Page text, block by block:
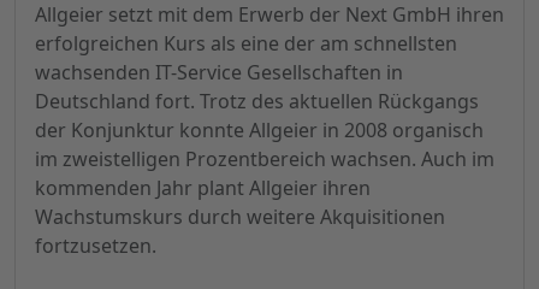
Allgeier setzt mit dem Erwerb der Next GmbH ihren
erfolgreichen Kurs als eine der am schnellsten
wachsenden IT-Service Gesellschaften in
Deutschland fort. Trotz des aktuellen Rückgangs
der Konjunktur konnte Allgeier in 2008 organisch
im zweistelligen Prozentbereich wachsen. Auch im
kommenden Jahr plant Allgeier ihren
Wachstumskurs durch weitere Akquisitionen
fortzusetzen.